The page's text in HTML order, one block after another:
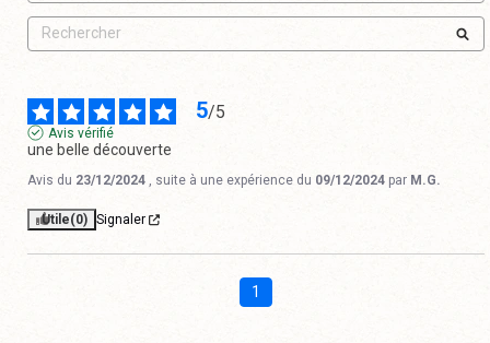
5/5
Avis vérifié
une belle découverte
Avis du 23/12/2024 , suite à une expérience du 09/12/2024 par M.G.
Utile(0) Signaler
1